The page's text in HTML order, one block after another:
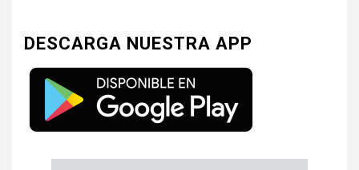
DESCARGA NUESTRA APP